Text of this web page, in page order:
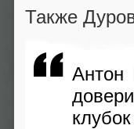
Также
Антон